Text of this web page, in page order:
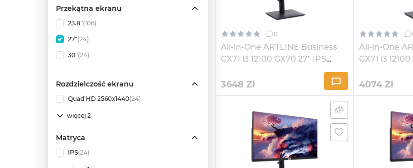
Przekątna ekranu
23.8"(106)
27"(24)
30"(24)
Rozdzielczość ekranu
Quad HD 2560x1440(24)
więcej 2
Matryca
IPS(24)
0
All-in-One ARTLINE Business
GX71 i3 12100 GX70 27" IPS
3648 Zł
All-in-One
GX71 i3
4074 Zł